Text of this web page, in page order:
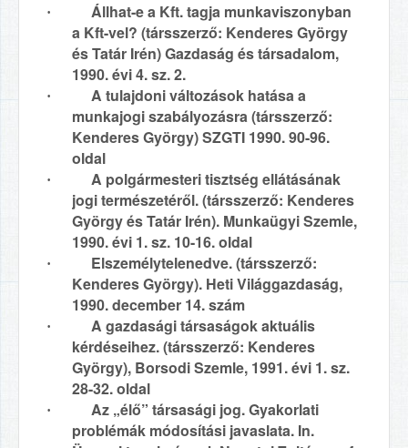
·
Állhat-e a Kft. tagja munkaviszonyban
a Kft-vel? (társszerző: Kenderes György
és Tatár Irén) Gazdaság és társadalom,
1990. évi 4. sz. 2.
·
A tulajdoni változások hatása a
munkajogi szabályozásra (társszerző:
Kenderes György) SZGTI 1990. 90-96.
oldal
·
A polgármesteri tisztség ellátásának
jogi természetéről. (társszerző: Kenderes
György és Tatár Irén). Munkaügyi Szemle,
1990. évi 1. sz. 10-16. oldal
·
Elszemélytelenedve. (társszerző:
Kenderes György). Heti Világgazdaság,
1990. december 14. szám
·
A gazdasági társaságok aktuális
kérdéseihez. (társszerző: Kenderes
György), Borsodi Szemle, 1991. évi 1. sz.
28-32. oldal
·
Az „élő” társasági jog. Gyakorlati
problémák módosítási javaslata. In.